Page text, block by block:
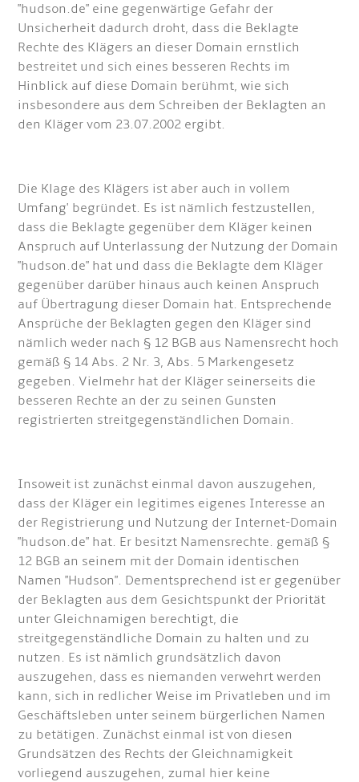
"hudson.de" eine gegenwärtige Gefahr der
Unsicherheit dadurch droht, dass die Beklagte
Rechte des Klägers an dieser Domain ernstlich
bestreitet und sich eines besseren Rechts im
Hinblick auf diese Domain berühmt, wie sich
insbesondere aus dem Schreiben der Beklagten an
den Kläger vom 23.07.2002 ergibt.
Die Klage des Klägers ist aber auch in vollem
Umfang' begründet. Es ist nämlich festzustellen,
dass die Beklagte gegenüber dem Kläger keinen
Anspruch auf Unterlassung der Nutzung der Domain
"hudson.de" hat und dass die Beklagte dem Kläger
gegenüber darüber hinaus auch keinen Anspruch
auf Übertragung dieser Domain hat. Entsprechende
Ansprüche der Beklagten gegen den Kläger sind
nämlich weder nach § 12 BGB aus Namensrecht hoch
gemäß § 14 Abs. 2 Nr. 3, Abs. 5 Markengesetz
gegeben. Vielmehr hat der Kläger seinerseits die
besseren Rechte an der zu seinen Gunsten
registrierten streitgegenständlichen Domain.
Insoweit ist zunächst einmal davon auszugehen,
dass der Kläger ein legitimes eigenes Interesse an
der Registrierung und Nutzung der Internet-Domain
"hudson.de" hat. Er besitzt Namensrechte. gemäß §
12 BGB an seinem mit der Domain identischen
Namen "Hudson". Dementsprechend ist er gegenüber
der Beklagten aus dem Gesichtspunkt der Priorität
unter Gleichnamigen berechtigt, die
streitgegenständliche Domain zu halten und zu
nutzen. Es ist nämlich grundsätzlich davon
auszugehen, dass es niemanden verwehrt werden
kann, sich in redlicher Weise im Privatleben und im
Geschäftsleben unter seinem bürgerlichen Namen
zu betätigen. Zunächst einmal ist von diesen
Grundsätzen des Rechts der Gleichnamigkeit
vorliegend auszugehen, zumal hier keine